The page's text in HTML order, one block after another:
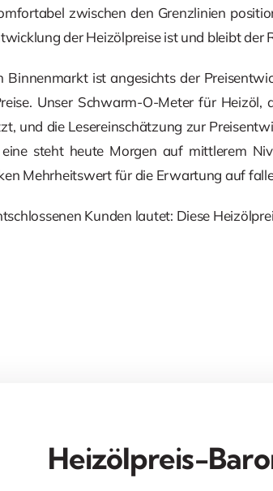
zwischen den Grenzlinien
der Heizölpreise ist und bleibt der
Binnenmarkt ist angesichts der
Unser Schwarm-O-Meter für Heizöl,
und die Lesereinschätzung zur
steht heute Morgen auf mittlerem
Mehrheitswert für die Erwartung auf
Kunden lautet: Diese
Heizölpreis-